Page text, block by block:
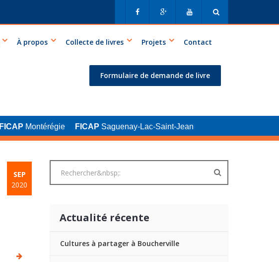
À propos Collecte de livres Projets Contact
Formulaire de demande de livre
FICAP Montérégie FICAP Saguenay-Lac-Saint-Jean
SEP
2020
Actualité récente
Cultures à partager à Boucherville